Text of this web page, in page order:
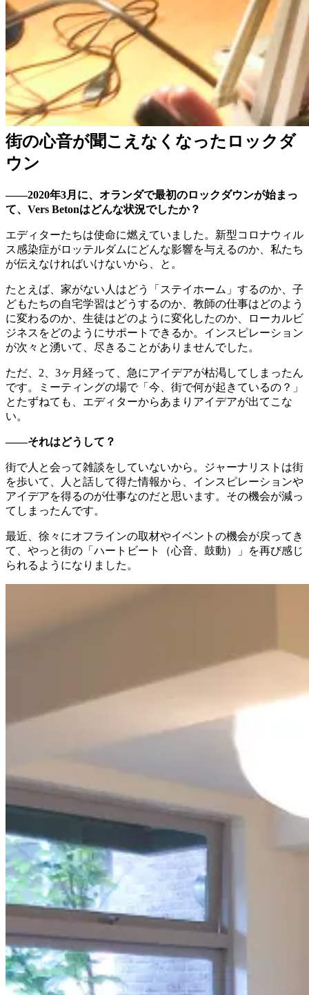
街の心音が聞こえなくなったロックダ
ウン
——2020年3月に、オランダで最初のロックダウンが始まっ
て、Vers Betonはどんな状況でしたか？
エディターたちは使命に燃えていました。新型コロナウィル
ス感染症がロッテルダムにどんな影響を与えるのか、私たち
が伝えなければいけないから、と。
たとえば、家がない人はどう「ステイホーム」するのか、子
どもたちの自宅学習はどうするのか、教師の仕事はどのよう
に変わるのか、生徒はどのように変化したのか、ローカルビ
ジネスをどのようにサポートできるか。インスピレーション
が次々と湧いて、尽きることがありませんでした。
ただ、2、3ヶ月経って、急にアイデアが枯渇してしまったん
です。ミーティングの場で「今、街で何が起きているの？」
とたずねても、エディターからあまりアイデアが出てこな
い。
——それはどうして？
街で人と会って雑談をしていないから。ジャーナリストは街
を歩いて、人と話して得た情報から、インスピレーションや
アイデアを得るのが仕事なのだと思います。その機会が減っ
てしまったんです。
最近、徐々にオフラインの取材やイベントの機会が戻ってき
て、やっと街の「ハートビート（心音、鼓動）」を再び感じ
られるようになりました。